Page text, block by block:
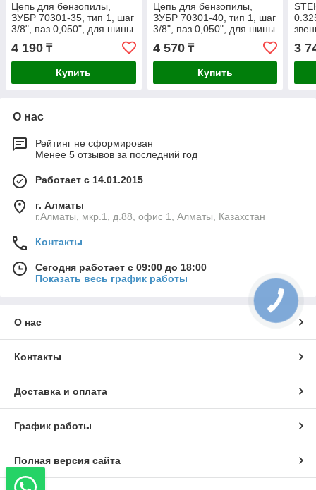
Цепь для бензопилы,
ЗУБР 70301-35, тип 1, шаг
3/8", паз 0,050", для шины
14"(35 см) (70301-35)
4 190 ₸
Купить
Цепь для бензопилы,
ЗУБР 70301-40, тип 1, шаг
3/8", паз 0,050", для шины
16"(40 см) (70301-40)
4 570₸
Купить
3
О нас
Рейтинг не сформирован
Менее 5 отзывов за последний год
Работает с 14.01.2015
г. Алматы
г.Алматы, мкр.1, д.88, офис 1, Алматы, Казахстан
Контакты
Сегодня работает с 09:00 до 18:00
Показать весь график работы
О нас
Контакты
Доставка и оплата
График работы
Полная версия сайта